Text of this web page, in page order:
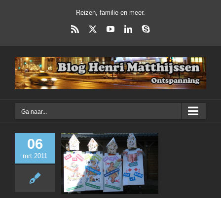
Reizen, familie en meer.
Rss YouTubeLinkedInSkype
Ga naar...
06
mrt 2011